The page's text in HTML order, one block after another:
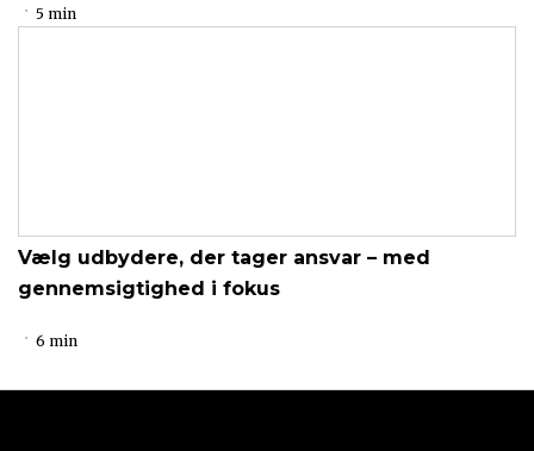
5 min
Vælg udbydere, der tager ansvar – med
gennemsigtighed i fokus
6 min